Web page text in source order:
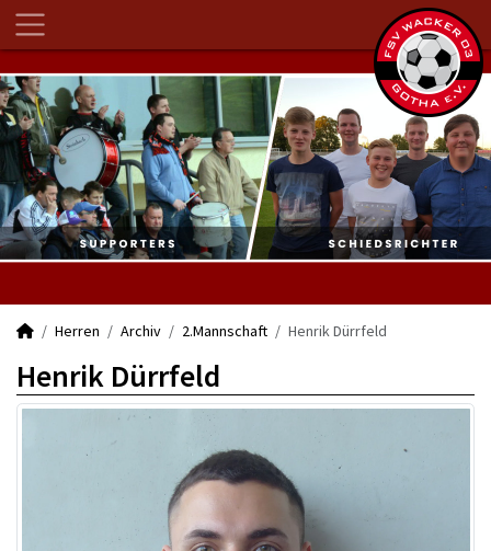
Herren Archiv 2.Mannschaft Henrik Dürrfeld
Henrik Dürrfeld